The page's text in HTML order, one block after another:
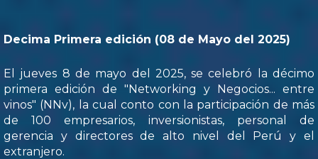
Decima Primera edición (08 de Mayo del 2025)
El jueves 8 de mayo del 2025, se celebró la décimo
primera edición de "Networking y Negocios... entre
vinos" (NNv), la cual conto con la participación de más
de 100 empresarios, inversionistas, personal de
gerencia y directores de alto nivel del Perú y el
extranjero.